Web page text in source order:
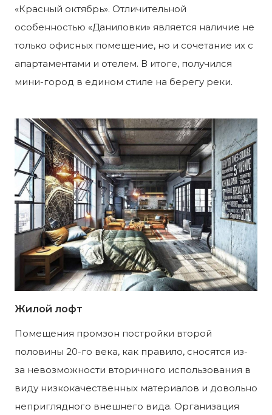
«Красный октябрь». Отличительной
особенностью «Даниловки» является наличие не
только офисных помещение, но и сочетание их с
апартаментами и отелем. В итоге, получился
мини-город в едином стиле на берегу реки.
Жилой лофт
Помещения промзон постройки второй
половины 20-го века, как правило, сносятся из-
за невозможности вторичного использования в
виду низкокачественных материалов и довольно
неприглядного внешнего вида. Организация